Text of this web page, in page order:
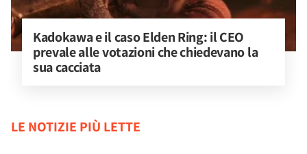
Kadokawa e il caso Elden Ring: il CEO
prevale alle votazioni che chiedevano la
sua cacciata
LE NOTIZIE PIÙ LETTE